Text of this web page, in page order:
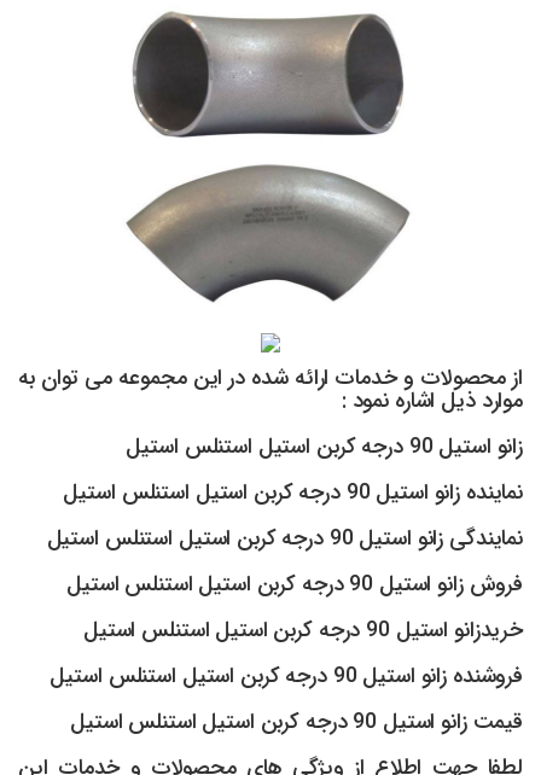
از محصولات و خدمات ارائه شده در این مجموعه می توان به
موارد ذیل اشاره نمود :
زانو استیل 90 درجه کربن استیل استنلس استیل
نماینده زانو استیل 90 درجه کربن استیل استنلس استیل
نمایندگی زانو استیل 90 درجه کربن استیل استنلس استیل
فروش زانو استیل 90 درجه کربن استیل استنلس استیل
خریدزانو استیل 90 درجه کربن استیل استنلس استیل
فروشنده زانو استیل 90 درجه کربن استیل استنلس استیل
قیمت زانو استیل 90 درجه کربن استیل استنلس استیل
لطفا جهت اطلاع از ویژگی های محصولات و خدمات این